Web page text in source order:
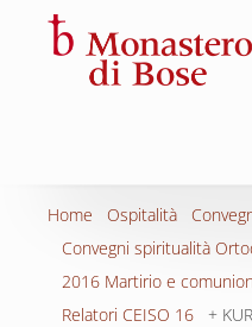
Home Ospitalità
Convegni spiritualità
2016 Martirio e
Relatori CEISO 16
+